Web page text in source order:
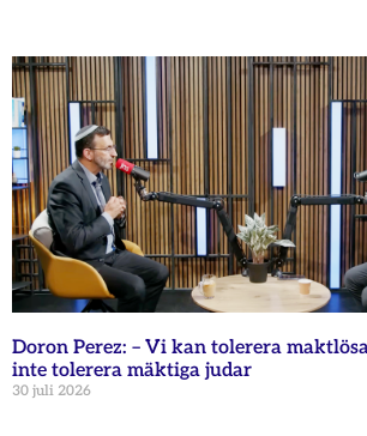
Doron Perez: – Vi kan tolerera
inte tolerera mäktiga judar
30 juli 2026